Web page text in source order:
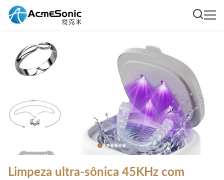
Limpeza ultra-sônica 45KHz com